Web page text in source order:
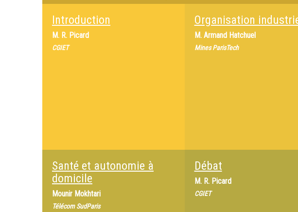
Introduction
M. R. Picard
CGIET
Organisation
M. Armand Hatchuel
Mines ParisTech
Santé et autonomie à
domicile
Mounir Mokhtari
Télécom SudParis
Débat
M. R. Picard
CGIET